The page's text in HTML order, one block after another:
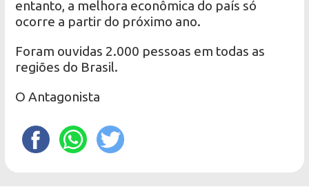
entanto, a melhora econômica do país só
ocorre a partir do próximo ano.
Foram ouvidas 2.000 pessoas em todas as
regiões do Brasil.
O Antagonista